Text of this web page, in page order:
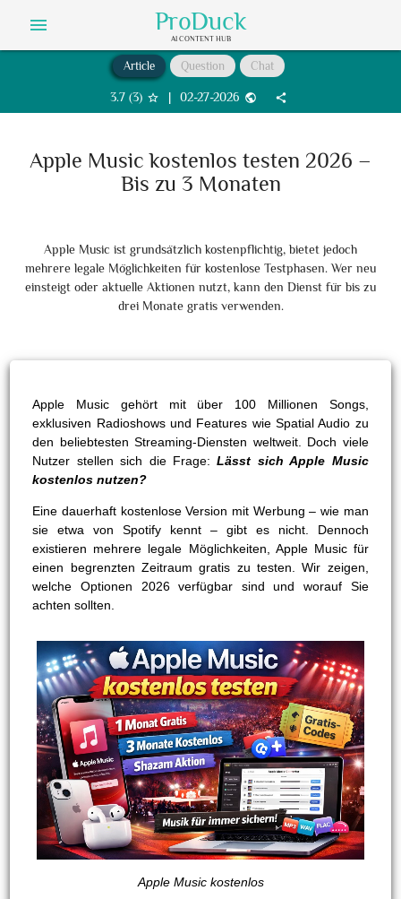
menu ProDuck
AI CONTENT HUB
Article Question Chat
3.7(3) star_border | 02-27-2026 public share
Apple Music kostenlos testen 2026 –
Bis zu 3 Monaten
Apple Music ist grundsätzlich kostenpflichtig, bietet jedoch
mehrere legale Möglichkeiten für kostenlose Testphasen. Wer neu
einsteigt oder aktuelle Aktionen nutzt, kann den Dienst für bis zu
drei Monate gratis verwenden.
Apple Music gehört mit über 100 Millionen Songs,
exklusiven Radioshows und Features wie Spatial Audio zu
den beliebtesten Streaming-Diensten weltweit. Doch viele
Nutzer stellen sich die Frage:Lässt sich Apple Music
kostenlos nutzen?
Eine dauerhaft kostenlose Version mit Werbung – wie man
sie etwa von Spotify kennt – gibt es nicht. Dennoch
existieren mehrere legale Möglichkeiten, Apple Music für
einen begrenzten Zeitraum gratis zu testen. Wir zeigen,
welche Optionen 2026 verfügbar sind und worauf Sie
achten sollten.
Apple Music kostenlos